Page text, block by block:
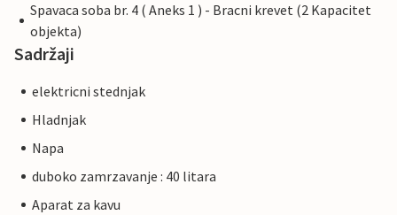
Spavaca soba br. 4 ( Aneks 1 ) - Bracni krevet (2 Kapacitet
objekta)
Sadržaji
elektricni stednjak
Hladnjak
Napa
duboko zamrzavanje : 40 litara
Aparat za kavu